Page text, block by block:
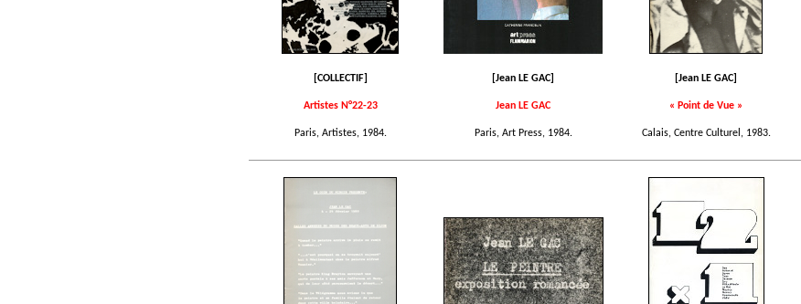
[COLLECTIF]
Artistes N°22-23
Paris, Artistes, 1984.
[Jean LE GAC]
Jean LE GAC
Paris, Art Press, 1984.
[Jean LE GAC]
« Point de Vue »
Calais, Centre Culturel, 1983.